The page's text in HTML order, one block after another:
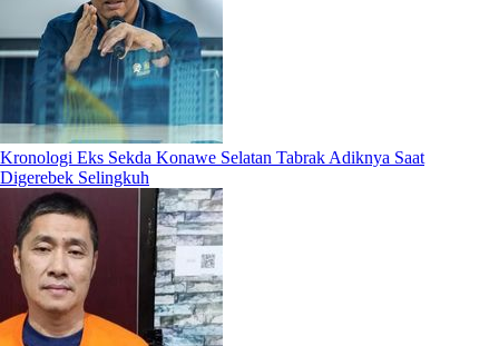
Kronologi Eks Sekda Konawe Selatan Tabrak Adiknya Saat
Digerebek Selingkuh